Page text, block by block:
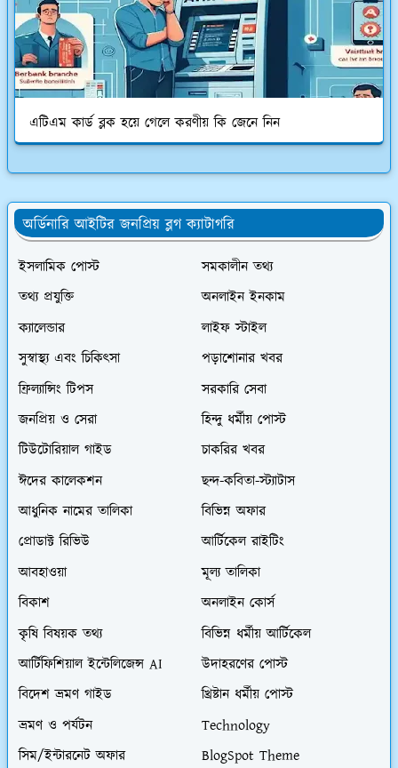
এটিএম কার্ড ব্লক হয়ে গেলে করণীয় কি জেনে নিন
অর্ডিনারি আইটির জনপ্রিয় ব্লগ ক্যাটাগরি
ইসলামিক পোস্ট
সমকালীন তথ্য
তথ্য প্রযুক্তি
অনলাইন ইনকাম
ক্যালেন্ডার
লাইফ স্টাইল
সুস্বাস্থ্য এবং চিকিৎসা
পড়াশোনার খবর
ফ্রিল্যান্সিং টিপস
সরকারি সেবা
জনপ্রিয় ও সেরা
হিন্দু ধর্মীয় পোস্ট
টিউটোরিয়াল গাইড
চাকরির খবর
ঈদের কালেকশন
ছন্দ-কবিতা-স্ট্যাটাস
আধুনিক নামের তালিকা
বিভিন্ন অফার
প্রোডাক্ট রিভিউ
আর্টিকেল রাইটিং
আবহাওয়া
মূল্য তালিকা
বিকাশ
অনলাইন কোর্স
কৃষি বিষয়ক তথ্য
বিভিন্ন ধর্মীয় আর্টিকেল
আর্টিফিশিয়াল ইন্টেলিজেন্স AI
উদাহরণের পোস্ট
বিদেশ ভ্রমণ গাইড
খ্রিষ্টান ধর্মীয় পোস্ট
ভ্রমণ ও পর্যটন
Technology
সিম/ইন্টারনেট অফার
BlogSpot Theme